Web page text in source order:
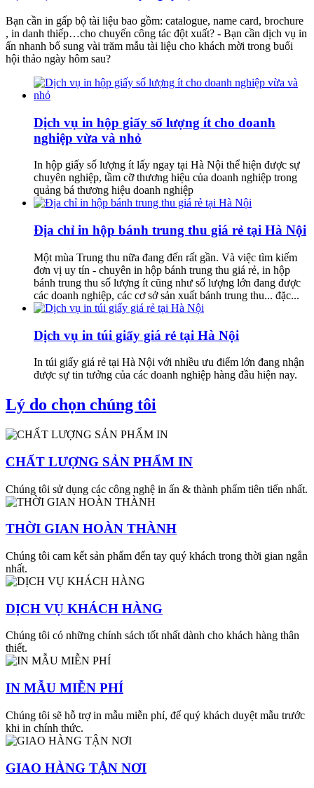
Bạn cần in gấp bộ tài liệu bao gồm: catalogue, name card, brochure
, in danh thiếp…cho chuyến công tác đột xuất? - Bạn cần dịch vụ in
ấn nhanh bổ sung vài trăm mẫu tài liệu cho khách mời trong buổi
hội thảo ngày hôm sau?
Dịch vụ in hộp giấy số lượng ít cho doanh
nghiệp vừa và nhỏ
In hộp giấy số lượng ít lấy ngay tại Hà Nội thể hiện được sự
chuyên nghiệp, tầm cỡ thương hiệu của doanh nghiệp trong
quảng bá thương hiệu doanh nghiệp
Địa chỉ in hộp bánh trung thu giá rẻ tại Hà Nội
Một mùa Trung thu nữa đang đến rất gần. Và việc tìm kiếm
đơn vị uy tín - chuyên in hộp bánh trung thu giá rẻ, in hộp
bánh trung thu số lượng ít cũng như số lượng lớn đang được
các doanh nghiệp, các cơ sở sản xuất bánh trung thu... đặc...
Dịch vụ in túi giấy giá rẻ tại Hà Nội
In túi giấy giá rẻ tại Hà Nội với nhiều ưu điểm lớn đang nhận
được sự tin tưởng của các doanh nghiệp hàng đầu hiện nay.
Lý do chọn chúng tôi
CHẤT LƯỢNG SẢN PHẨM IN
Chúng tôi sử dụng các công nghệ in ấn & thành phẩm tiên tiến nhất.
THỜI GIAN HOÀN THÀNH
Chúng tôi cam kết sản phẩm đến tay quý khách trong thời gian ngắn
nhất.
DỊCH VỤ KHÁCH HÀNG
Chúng tôi có những chính sách tốt nhất dành cho khách hàng thân
thiết.
IN MẪU MIỄN PHÍ
Chúng tôi sẽ hỗ trợ in mẫu miễn phí, để quý khách duyệt mẫu trước
khi in chính thức.
GIAO HÀNG TẬN NƠI